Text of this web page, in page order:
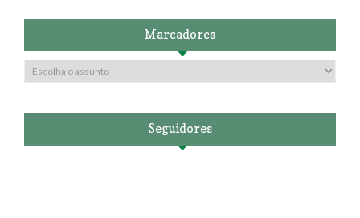
Marcadores
Seguidores